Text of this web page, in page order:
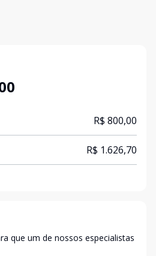
R$ 800,00
R$ 1.626,70
que um de nossos especialistas